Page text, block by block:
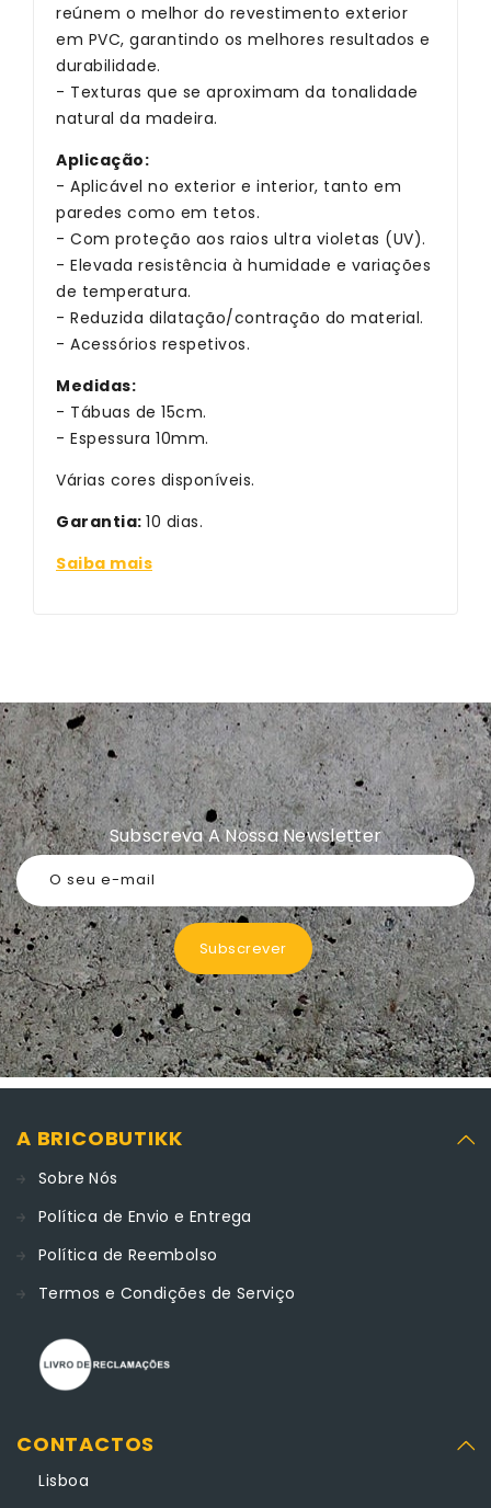
reúnem o melhor do revestimento exterior
em PVC, garantindo os melhores resultados e
durabilidade.
- Texturas que se aproximam da tonalidade
natural da madeira.
Aplicação:
- Aplicável no exterior e interior, tanto em
paredes como em tetos.
- Com proteção aos raios ultra violetas (UV).
- Elevada resistência à humidade e variações
de temperatura.
- Reduzida dilatação/contração do material.
- Acessórios respetivos.
Medidas:
- Tábuas de 15cm.
- Espessura 10mm.
Várias cores disponíveis.
Garantia: 10 dias.
Saiba mais
Subscreva A Nossa Newsletter
O seu e-mail
Subscrever
A BRICOBUTIKK
Sobre Nós
Política de Envio e Entrega
Política de Reembolso
Termos e Condições de Serviço
CONTACTOS
Lisboa